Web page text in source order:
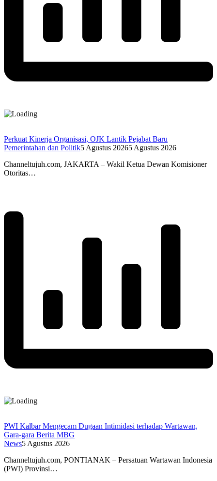
Perkuat Kinerja Organisasi, OJK Lantik Pejabat Baru
Pemerintahan dan Politik5 Agustus 20265 Agustus 2026
Channeltujuh.com, JAKARTA – Wakil Ketua Dewan Komisioner
Otoritas…
PWI Kalbar Mengecam Dugaan Intimidasi terhadap Wartawan,
Gara-gara Berita MBG
News5 Agustus 2026
Channeltujuh.com, PONTIANAK – Persatuan Wartawan Indonesia
(PWI) Provinsi…